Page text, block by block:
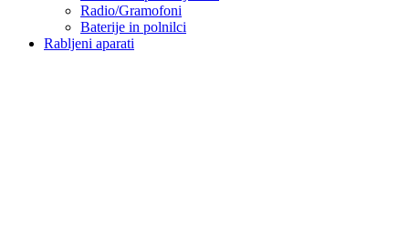
Radio/Gramofoni
Baterije in polnilci
Rabljeni aparati